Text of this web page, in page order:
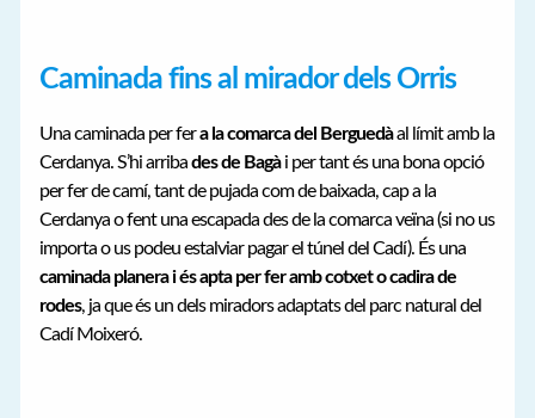
Caminada fins al mirador dels Orris
Una caminada per fera la comarca del Berguedàal límit amb la
Cerdanya. S’hi arribades de Bagài per tant és una bona opció
per fer de camí, tant de pujada com de baixada, cap a la
Cerdanya o fent una escapada des de la comarca veïna (si no us
importa o us podeu estalviar pagar el túnel del Cadí). És una
caminada planera i és apta per fer amb cotxet o cadira de
rodes, ja que és un dels miradors adaptats del parc natural del
Cadí Moixeró.